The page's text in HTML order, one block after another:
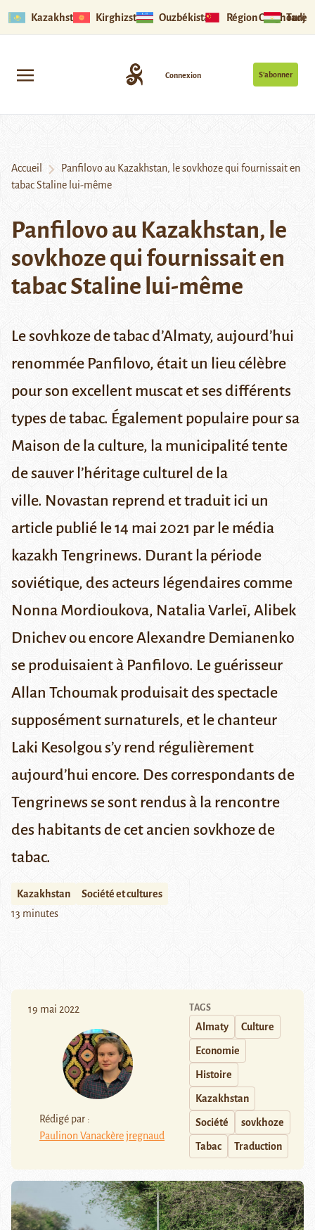
Kazakhstan Kirghizstan Ouzbékistan Région Ouïghoure
S’abonner
Connexion
Accueil
Panfilovo au Kazakhstan, le sovkhoze qui fournissait en
tabac Staline lui-même
Panfilovo au Kazakhstan, le
sovkhoze qui fournissait en
tabac Staline lui-même
Le sovhkoze de tabac d’Almaty, aujourd’hui
renommée Panfilovo, était un lieu célèbre
pour son excellent muscat et ses différents
types de tabac. Également populaire pour sa
Maison de la culture, la municipalité tente
de sauver l’héritage culturel de la
ville. Novastan reprend et traduit ici un
article publié le 14 mai 2021 par le média
kazakh Tengrinews. Durant la période
soviétique, des acteurs légendaires comme
Nonna Mordioukova, Natalia Varleï, Alibek
Dnichevou encoreAlexandre Demianenko
se produisaient à Panfilovo. Le guérisseur
Allan Tchoumak produisait des spectacle
supposément surnaturels, et le chanteur
Laki Kesolgous’y rend régulièrement
aujourd’hui encore. Des correspondants de
Tengrinews se sont rendus à la rencontre
des habitants de cet ancien sovkhoze de
tabac.
Kazakhstan
Société et cultures
13 minutes
19 mai 2022
Rédigé par :
Paulinon Vanackèrejregnaud
TAGS
Almaty Culture
Economie
Histoire
Kazakhstan
Société sovkhoze
Tabac Traduction